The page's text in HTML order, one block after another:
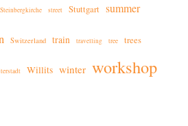
Steinbergkirche street Stuttgart summer
Switzerland train travelling tree trees
Willits winter workshop